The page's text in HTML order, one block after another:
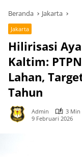
Beranda Jakarta
Jakarta
Hilirisasi
Kaltim:
Lahan,
Tahun
Admin
3 Min
9 Februari 2026